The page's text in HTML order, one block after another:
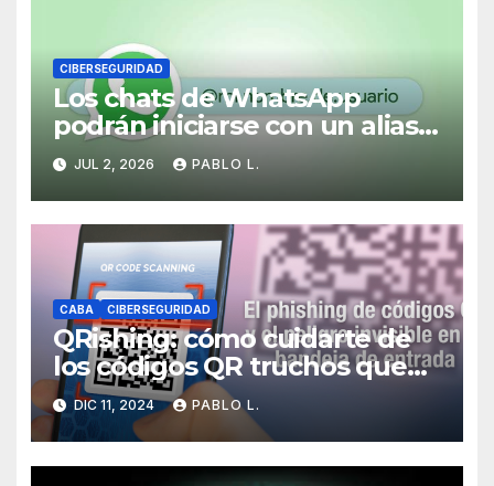
CIBERSEGURIDAD
Los chats de WhatsApp
podrán iniciarse con un alias
en lugar del número de
teléfono
JUL 2, 2026 PABLO L.
CABA CIBERSEGURIDAD
QRishing: cómo cuidarte de
los códigos QR truchos que
circulan por la Ciudad
DIC 11, 2024 PABLO L.